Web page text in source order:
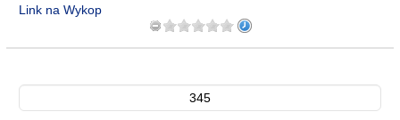
Link na Wykop
345